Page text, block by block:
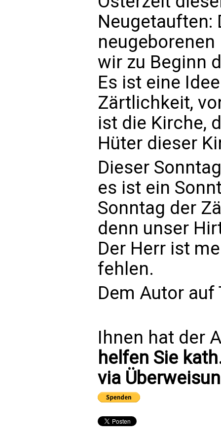
Neugetauften:
neugeborenen
wir zu Beginn
Es ist eine
Zärtlichkeit,
ist die Kirche,
Hüter dieser
Dieser
es ist ein
Sonntag der
denn unser
Der Herr ist
fehlen.
Dem Autor
Ihnen hat der
helfen Sie
via